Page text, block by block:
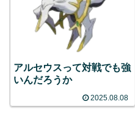
アルセウスって対戦でも強
いんだろうか
2025.08.08